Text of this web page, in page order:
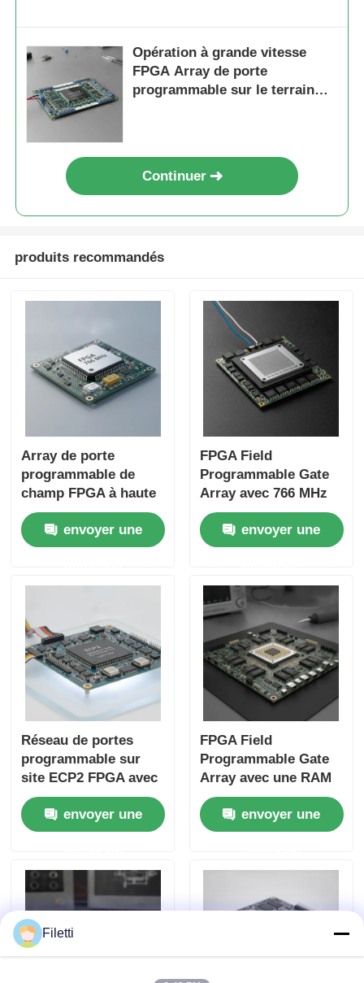
Opération à grande vitesse
FPGA Array de porte
programmable sur le terrain
Continuer
produits recommandés
Array de porte
programmable de
champ FPGA à haute
vitesse 766 MHz avec
condensateur de
tantale 22uF et temps
microsecondes
envoyer une
FPGA Field
Programmable Gate
Array avec 766 MHz
Frequence d'horloge
maximale 229 Kbit
RAM distribuée et
fils
envoyer une
Réseau de portes
programmable sur
site ECP2 FPGA avec
jusqu'à 68 Mo de
RAM par bloc et un
temps
Us pour les systèmes
numériques flexibles
envoyer une
FPGA Field
Programmable Gate
Array avec une RAM
de bloc de 68 Mb
pour un
fonctionnement à
portes et onduleurs
envoyer une
Filetti